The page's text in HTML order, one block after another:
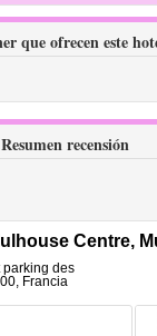
que ofrecen este
Resumen recensión
Centre,
parking des
Francia